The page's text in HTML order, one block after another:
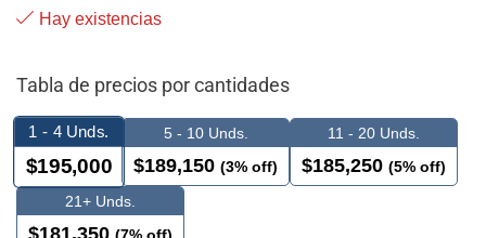
Hay existencias
Tabla de precios por cantidades
1 - 4 Unds.
$195,000
5 - 10 Unds.
$189,150 (3% off)
11 - 20 Unds.
$185,250 (5% off)
21+ Unds.